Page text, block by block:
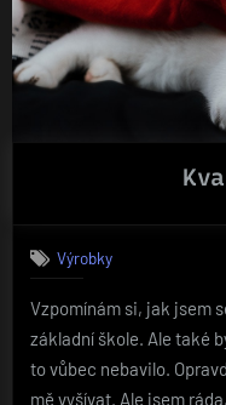
Výrobky
Vzpomínám si, jak jsem
základní škole. Ale také
to vůbec nebavilo.
mě vyšívat. Ale jsem